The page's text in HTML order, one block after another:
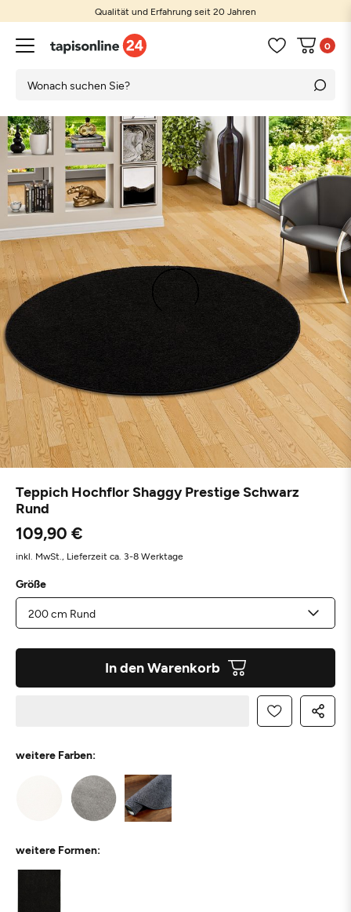
Qualität und Erfahrung seit 20 Jahren
0
Teppich Hochflor Shaggy Prestige Schwarz
Rund
109,90 €
inkl. MwSt., Lieferzeit ca. 3-8 Werktage
Größe
In den Warenkorb
weitere Farben:
weitere Formen: